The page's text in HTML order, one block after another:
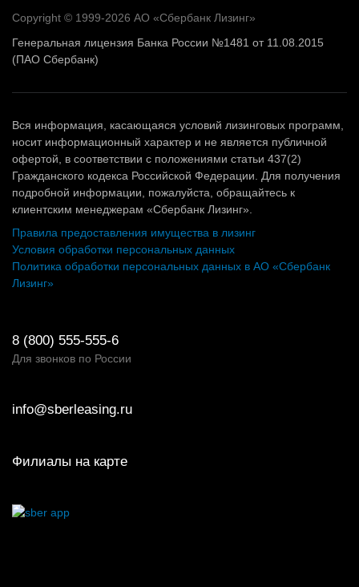
Copyright © 1999-2026 АО «Сбербанк Лизинг»
Генеральная лицензия Банка России №1481 от 11.08.2015
(ПАО Сбербанк)
Вся информация, касающаяся условий лизинговых программ,
носит информационный характер и не является публичной
офертой, в соответствии с положениями статьи 437(2)
Гражданского кодекса Российской Федерации. Для получения
подробной информации, пожалуйста, обращайтесь к
клиентским менеджерам «Сбербанк Лизинг».
Правила предоставления имущества в лизинг
Условия обработки персональных данных
Политика обработки персональных данных в АО «Сбербанк
Лизинг»
8 (800) 555-555-6
Для звонков по России
info@sberleasing.ru
Филиалы на карте